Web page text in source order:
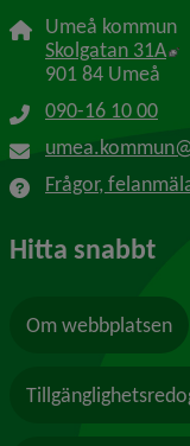
Umeå kommun
Skolgatan 31A
901 84 Umeå
090-16 10 00
Frågor,
Hitta snabbt
Om webbplatsen